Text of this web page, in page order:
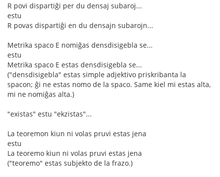
R povi dispartiĝi per du densaj subaroj...
estu
R povas dispartiĝi en du densajn subarojn...
Metrika spaco E nomiĝas densdisigebla se...
estu
Metrika spaco E estas densdisigebla se...
("densdisigebla" estas simple adjektivo priskribanta la
spacon; ĝi ne estas nomo de la spaco. Same kiel mi estas alta,
mi ne nomiĝas alta.)
"existas" estu "ekzistas"...
La teoremon kiun ni volas pruvi estas jena
estu
La teoremo kiun ni volas pruvi estas jena
("teoremo" estas subjekto de la frazo.)